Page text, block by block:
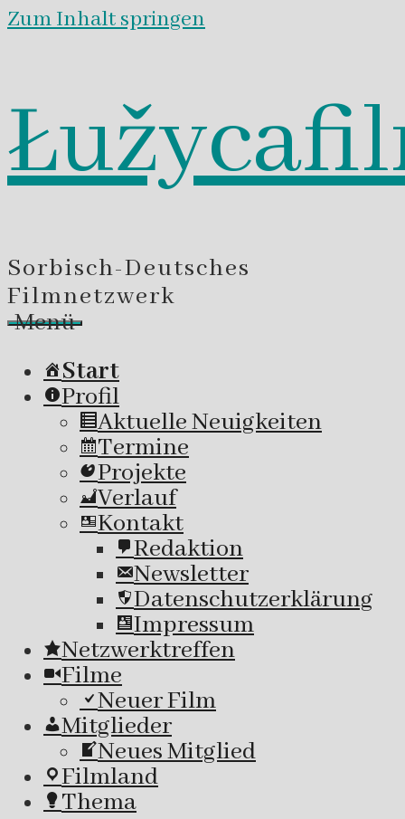
Zum Inhalt springen
Sorbisch-Deutsches
Filmnetzwerk
Menü
Start
Profil
Aktuelle Neuigkeiten
Termine
Projekte
Verlauf
Kontakt
Redaktion
Newsletter
Datenschutzerklärung
Impressum
Netzwerktreffen
Filme
Neuer Film
Mitglieder
Neues Mitglied
Filmland
Thema